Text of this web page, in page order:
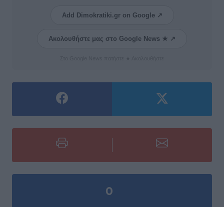
Add Dimokratiki.gr on Google ↗
Ακολουθήστε μας στο Google News ★ ↗
0